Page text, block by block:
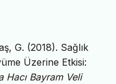
G. (2018). Sağlık
Üzerine Etkisi:
Hacı Bayram Veli